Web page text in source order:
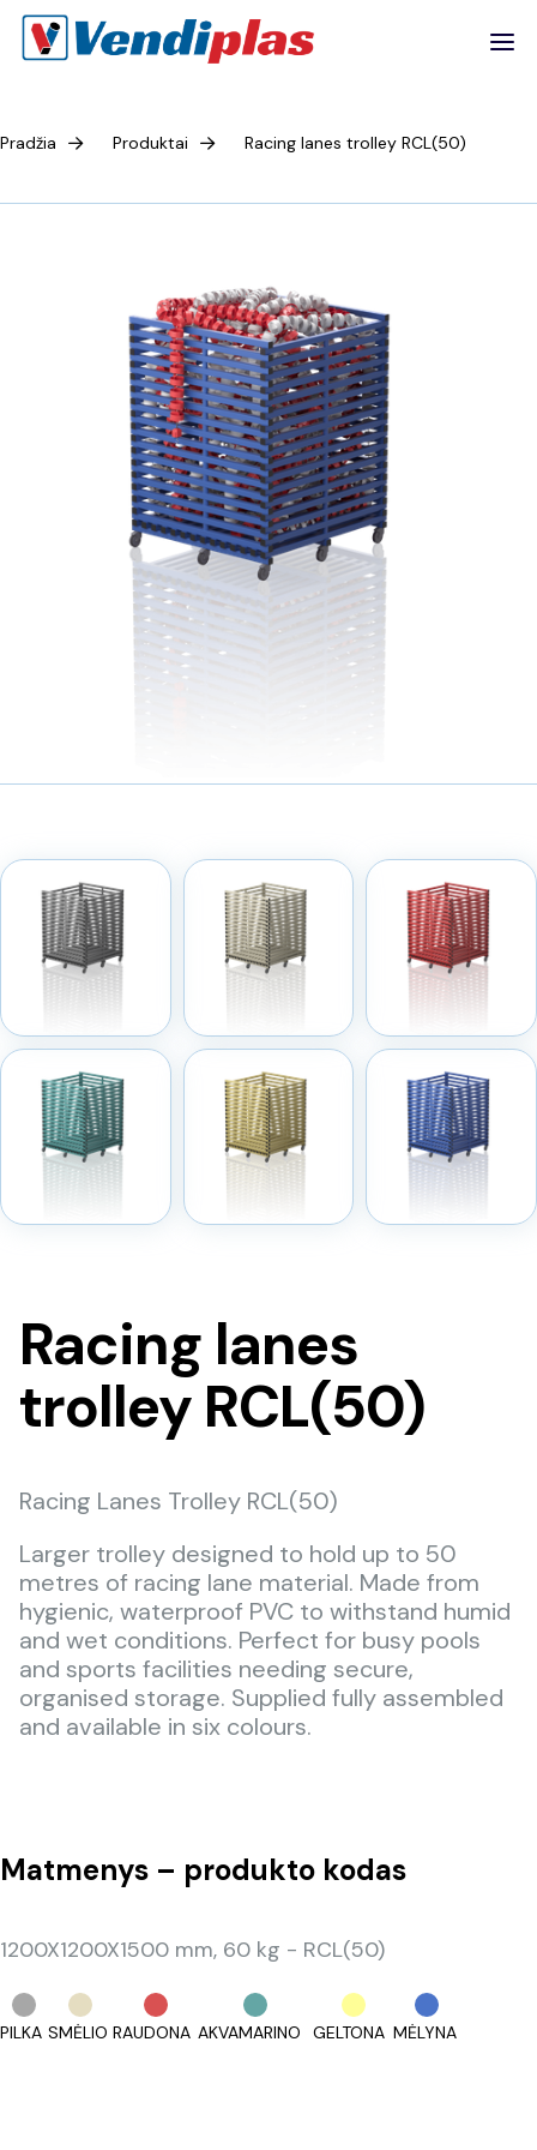
Pradžia Produktai Racing lanes trolley RCL(50)
Racing lanes
trolley RCL(50)
Racing Lanes Trolley RCL(50)
Larger trolley designed to hold up to 50
metres of racing lane material. Made from
hygienic, waterproof PVC to withstand humid
and wet conditions. Perfect for busy pools
and sports facilities needing secure,
organised storage. Supplied fully assembled
and available in six colours.
Matmenys – produkto kodas
1200X1200X1500 mm, 60 kg - RCL(50)
PILKA SMĖLIO RAUDONA AKVAMARINO GELTONA MĖLYNA